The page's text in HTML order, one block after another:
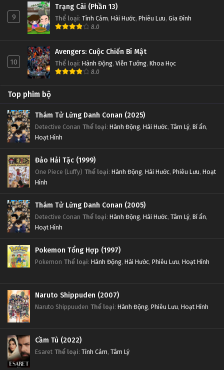
9
Trạng Cãi (Phần 13)
Thể loại: Tình Cảm, Hài Hước, Phiêu Lưu, Gia Đình
8.0
10
Avengers: Cuộc Chiến Bí Mật
Thể loại: Hành Động, Viễn Tưởng, Khoa Học
8.0
Top phim bộ
Thám Tử Lừng Danh Conan (2025)
Detective Conan Thể loại: Hành Động, Hài Hước, Tâm Lý, Bí ẩn,
Hoạt Hình
Đảo Hải Tặc (1999)
One Piece (Luffy) Thể loại: Hành Động, Hài Hước, Phiêu Lưu, Hoạt
Hình
Thám Tử Lừng Danh Conan (2005)
Detective Conan Thể loại: Hành Động, Hài Hước, Tâm Lý, Bí ẩn,
Hoạt Hình
Pokemon Tổng Hợp (1997)
Pokemon Thể loại: Hành Động, Hài Hước, Phiêu Lưu, Hoạt Hình
Naruto Shippuden (2007)
Naruto Shippuuden Thể loại: Hành Động, Phiêu Lưu, Hoạt Hình
Cầm Tù (2022)
Esaret Thể loại: Tình Cảm, Tâm Lý